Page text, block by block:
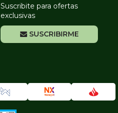
Suscribite para ofertas
exclusivas
SUSCRIBIRME